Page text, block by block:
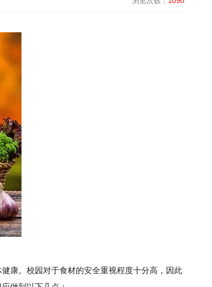
康。校园对于食材的安全重视程度十分高，因此